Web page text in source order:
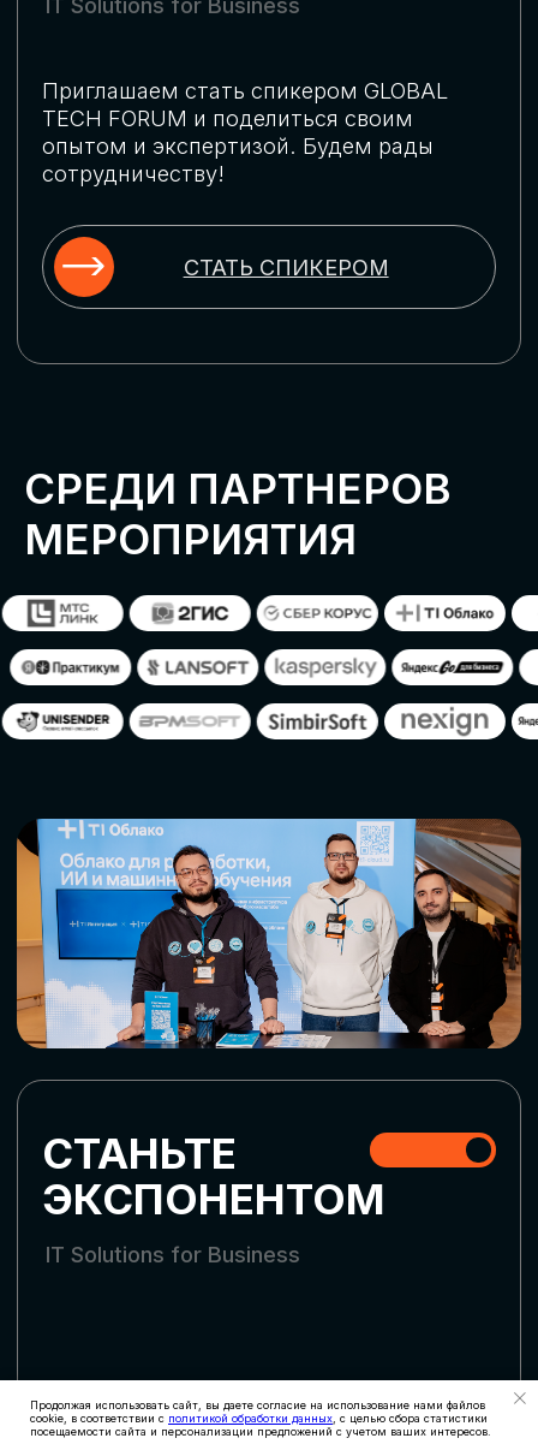
Продолжая использовать сайт, вы даете согласие на использование нами файлов
cookie, в соответствии с политикой обработки данных , с целью сбора статистики
посещаемости сайта и персонализации предложений с учетом ваших интересов.
ЗАЯВКУ
АККРЕДИТАЦИЯ
СМИ
СКАЧАТЬ ПРОГРАММУ
СТАТЬ СПИКЕРОМ
Оставьте заявку, наши менеджеры
свяжутся с вами
СТАТЬ УЧАСТНИКОМ